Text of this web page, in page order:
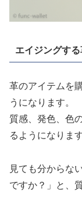
エイジングす
革のアイテムを
うになります。
質感、発色、色
るようになります
見ても分からな
ですか？」と、